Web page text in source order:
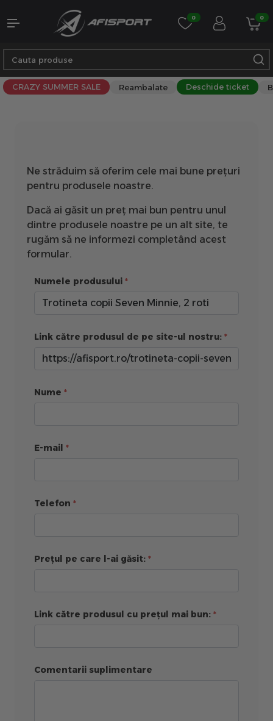
0 0
CRAZY SUMMER SALE Reambalate Deschide ticket
Ne străduim să oferim cele mai bune prețuri
pentru produsele noastre.
Dacă ai găsit un preț mai bun pentru unul
dintre produsele noastre pe un alt site, te
rugăm să ne informezi completând acest
formular.
Numele produsului
Link către produsul de pe site-ul nostru:
Nume
E-mail
Telefon
Prețul pe care l-ai găsit:
Link către produsul cu prețul mai bun:
Comentarii suplimentare